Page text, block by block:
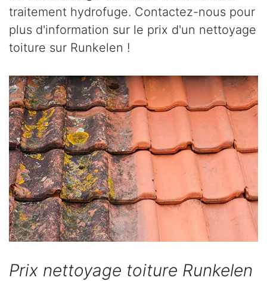
traitement hydrofuge. Contactez-nous pour
plus d'information sur le prix d'un nettoyage
toiture sur Runkelen !
Prix nettoyage toiture Runkelen